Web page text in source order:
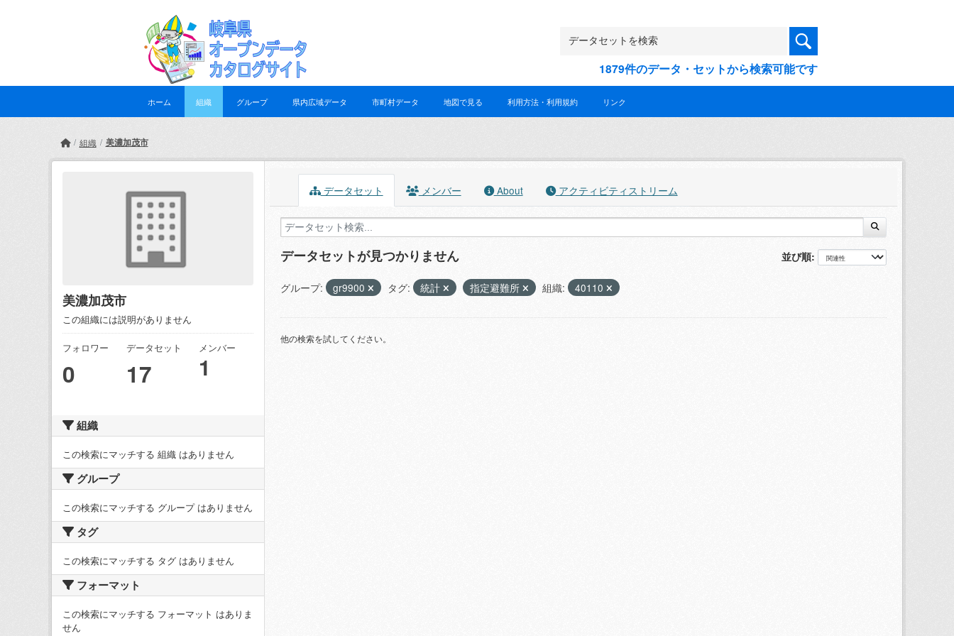
1879件のデータ・セットから検索可能です
ホーム 組織 グループ 県内広域データ 市町村データ 地図で見る 利用方法・利用規約 リンク
組織 美濃加茂市
美濃加茂市
この組織には説明がありません
フォロワー
0
データセット
17
メンバー
1
組織
この検索にマッチする 組織 はありません
グループ
この検索にマッチする グループ はありません
タグ
この検索にマッチする タグ はありません
フォーマット
この検索にマッチする フォーマット はありま
せん
データセット メンバー About アクティビティストリーム
並び順
データセットが見つかりません
グループ: gr9900 タグ: 統計 指定避難所 組織: 40110
他の検索を試してください。